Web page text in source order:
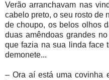
Verão arranchavam nas
cabelo preto, o seu rosto de
de choupo, os belos olhos
duas amêndoas grandes
que fazia na sua linda face
demonete...
– Ora aí está uma covinha